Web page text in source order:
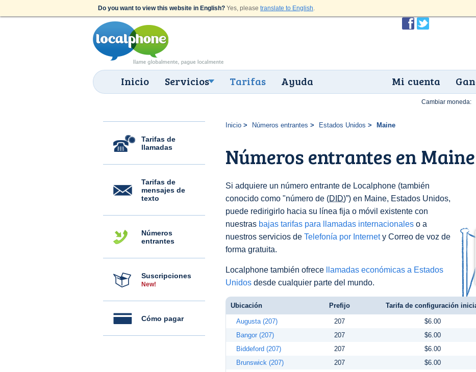
Do you want to view this website in English? Yes, please translate to English.
Inicio Servicios Tarifas Ayuda Mi cuenta
Tarifas de
llamadas
Tarifas de
mensajes de
texto
Números
entrantes
Suscripciones
New!
Cómo pagar
Inicio Números entrantes Estados Unidos Maine
Números entrantes en Maine
Si adquiere un número entrante de Localphone (también
conocido como "número de (DID)”) en Maine, Estados Unidos,
puede redirigirlo hacia su línea fija o móvil existente con
nuestras bajas tarifas para llamadas internacionales o a
nuestros servicios de Telefonía por Internety Correo de voz de
forma gratuita.
Localphone también ofrece
llamadas económicas a Estados
Unidos desde cualquier parte del mundo.
Cambiar moneda:
Ubicación Prefijo Tarifa de configuración
Augusta (207) 207 $6.00
Bangor (207)
207 $6.00
Biddeford (207)
207 $6.00
Brunswick (207)
207 $6.00